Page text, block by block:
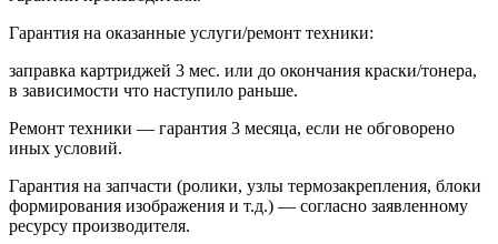
Гарантия на оказанные услуги/ремонт техники:
заправка картриджей 3 мес. или до окончания краски/тонера,
в зависимости что наступило раньше.
Ремонт техники — гарантия 3 месяца, если не обговорено
иных условий.
Гарантия на запчасти (ролики, узлы термозакрепления, блоки
формирования изображения и т.д.) — согласно заявленному
ресурсу производителя.